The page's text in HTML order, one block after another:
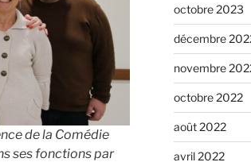
de la Comédie
ses fonctions par
octobre 2023
décembre
novembre
octobre 2022
août 2022
avril 2022